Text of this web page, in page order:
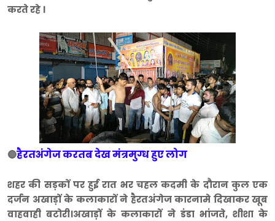
करते रहे ।
🔴हैरतअंगेज करतब देख मंत्रमुग्ध हुए लोग
शहर की सड़कों पर हुई रात भर चहल कदमी के दौरान कुल एक
दर्जन अखाड़ों के कलाकारों ने हैरतअंगेज कारनामे दिखाकर खूब
वाहवाही बटोरी।अखाड़ों के कलाकारों ने डंडा भांजते, शीशा के